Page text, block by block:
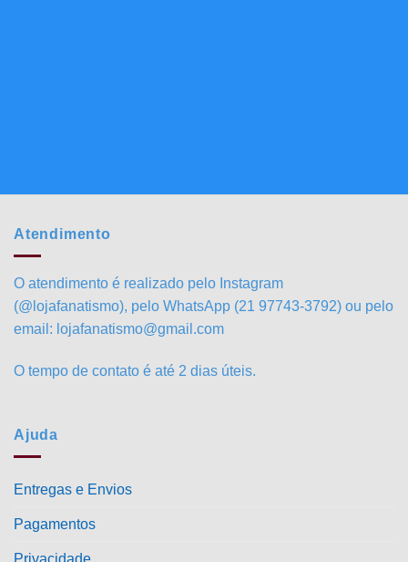
Atendimento
O atendimento é realizado pelo Instagram
(@lojafanatismo), pelo WhatsApp (21 97743-3792) ou pelo
email: lojafanatismo@gmail.com
O tempo de contato é até 2 dias úteis.
Ajuda
Entregas e Envios
Pagamentos